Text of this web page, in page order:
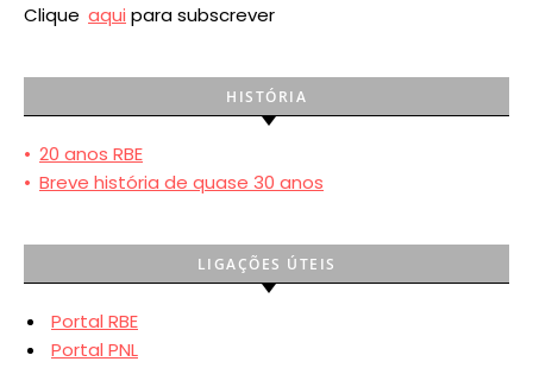
Clique aqui para subscrever
HISTÓRIA
• 20 anos RBE
• Breve história de quase 30 anos
LIGAÇÕES ÚTEIS
Portal RBE
Portal PNL